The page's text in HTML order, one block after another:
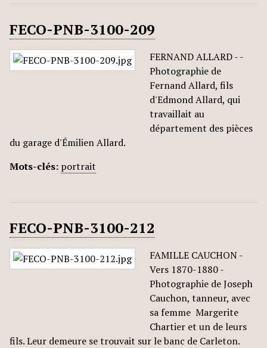
FECO-PNB-3100-209
FERNAND ALLARD - -
Photographie de
Fernand Allard, fils
d'Edmond Allard, qui
travaillait au
département des pièces
du garage d'Émilien Allard.
Mots-clés: portrait
FECO-PNB-3100-212
FAMILLE CAUCHON -
Vers 1870-1880 -
Photographie de Joseph
Cauchon, tanneur, avec
sa femme Margerite
Chartier et un de leurs
fils. Leur demeure se trouvait sur le banc de Carleton.